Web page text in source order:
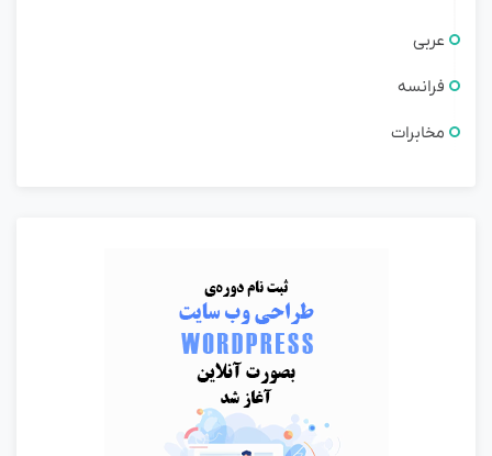
عربی
فرانسه
مخابرات